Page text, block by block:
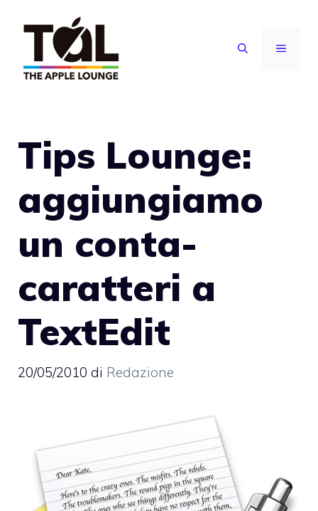
contenuto
MENU
Tips Lounge:
aggiungiamo
un conta-
caratteri a
TextEdit
20/05/2010 di Redazione